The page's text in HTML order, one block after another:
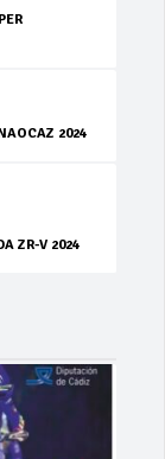
2024
ZR-V 2024